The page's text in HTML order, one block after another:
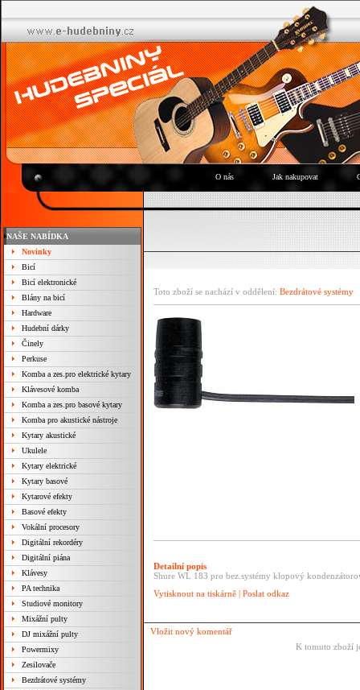
O nás Jak nakupovat
NAŠE NABÍDKA
Novinky
Bicí
Bicí elektronické
Blány na bicí
Hardware
Hudební dárky
Činely
Perkuse
Komba a zes.pro elektrické kytary
Klávesové komba
Komba a zes.pro basové kytary
Komba pro akustické nástroje
Kytary akustické
Ukulele
Kytary elektrické
Kytary basové
Kytarové efekty
Basové efekty
Vokální procesory
Digitální rekordéry
Digitální piána
Klávesy
PA technika
Studiové monitory
Mixážní pulty
DJ mixážní pulty
Powermixy
Zesilovače
Bezdrátové systémy
Toto zboží se nachází v oddělení: Bezdrátové systémy
Detailní popis
Shure WL 183 pro bez.systémy klopový
Vytisknout na tiskárně | Poslat odkaz
Vložit nový komentář
K tomuto zboží